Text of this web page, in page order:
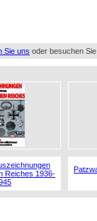
Sie uns oder besuchen
Reiches 1936-